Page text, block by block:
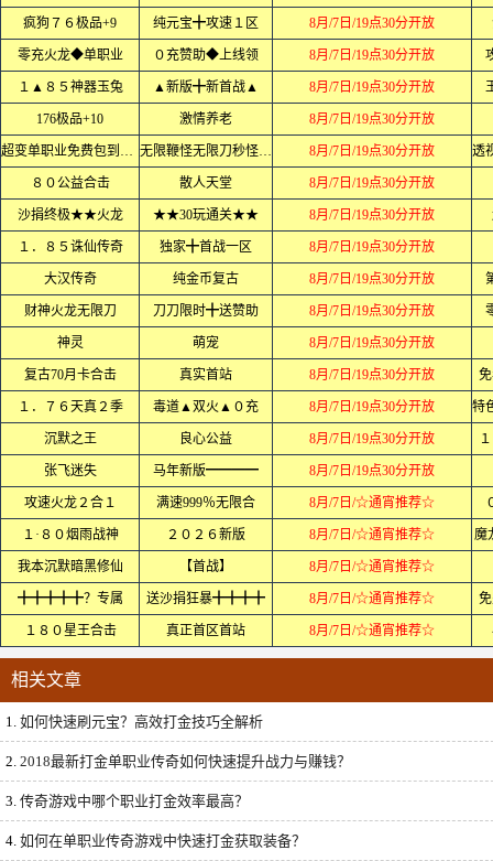
疯狗７６极品+9 纯元宝╋攻速１区 8月/7日/19点30分开放
零充火龙◆单职业 ０充赞助◆上线领 8月/7日/19点30分开放
１▲８５神器玉兔 ▲新版╋新首战▲ 8月/7日/19点30分开放
176极品+10 激情养老 8月/7日/19点30分开放
超变单职业免费包到终极 无限鞭怪无限刀秒怪如屠狗 8月/7日/19点30分开放
８０公益合击 散人天堂 8月/7日/19点30分开放
沙捐终极★★火龙 ★★30玩通关★★ 8月/7日/19点30分开放
１．８５诛仙传奇 独家╋首战一区 8月/7日/19点30分开放
大汉传奇 纯金币复古 8月/7日/19点30分开放
财神火龙无限刀 刀刀限时╋送赞助 8月/7日/19点30分开放
神灵 萌宠 8月/7日/19点30分开放
复古70月卡合击 真实首站 8月/7日/19点30分开放
１．７６天真２季 毒道▲双火▲０充 8月/7日/19点30分开放
沉默之王 良心公益 8月/7日/19点30分开放
张飞迷失 马年新版━━━━ 8月/7日/19点30分开放
攻速火龙２合１ 满速999％无限合 8月/7日/☆通宵推荐☆
１·８０烟雨战神 ２０２６新版 8月/7日/☆通宵推荐☆ 魔
我本沉默暗黑修仙 【首战】 8月/7日/☆通宵推荐☆
╋╋╋╋╋？专属 送沙捐狂暴╋╋╋╋ 8月/7日/☆通宵推荐☆
１８０星王合击 真正首区首站 8月/7日/☆通宵推荐☆
相关文章
1. 如何快速刷元宝？高效打金技巧全解析
2. 2018最新打金单职业传奇如何快速提升战力与赚钱？
3. 传奇游戏中哪个职业打金效率最高？
4. 如何在单职业传奇游戏中快速打金获取装备？